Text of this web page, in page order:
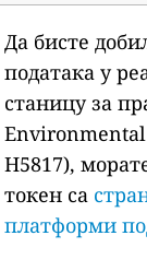
Да бисте
података у
станицу за
H5817),
токен са
платформи